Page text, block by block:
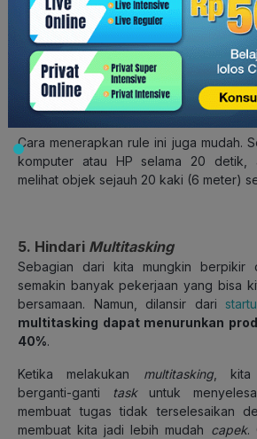
Cara menerapkan rule ini juga mudah.
komputer atau HP selama 20 detik,
melihat objek sejauh 20 kaki (6 meter)
5. Hindari Multitasking
Sebagian dari kita mungkin berpikir
semakin banyak pekerjaan yang bisa
bersamaan. Namun, dilansir dari
multitasking dapat menurunkan
40%.
Ketika melakukan multitasking, kita
berganti-ganti taskuntuk
membuat tugas tidak terselesaikan
membuat kita jadi lebih mudah capek.